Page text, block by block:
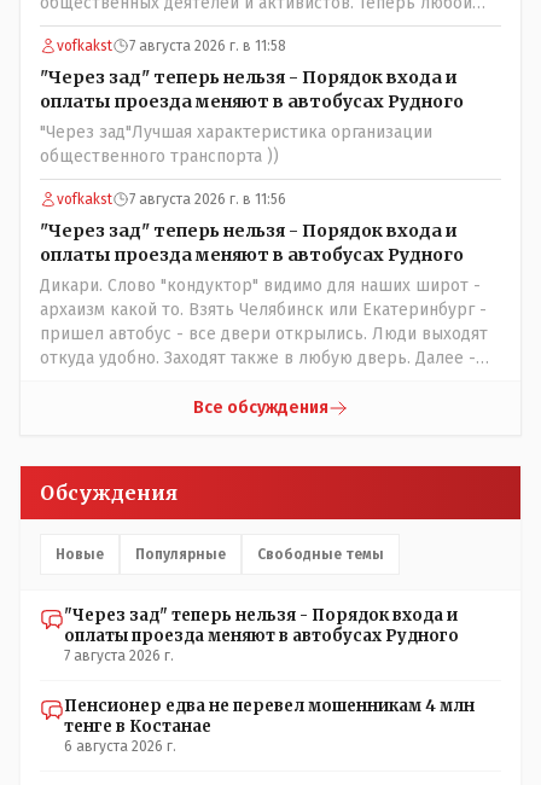
активист и НПОшник будет поносить и диктовать
условия газете информационно бомбордируя ее пока та
не начнет писать "как надо" определенному кругу лиц.
Редакторская политика, коллектив журналистов уже
ниче не значат. Прискорбно и иронично
vofkakst 7 августа 2026 г. в 11:58
"Через зад" теперь нельзя - Порядок входа и
оплаты проезда меняют в автобусах Рудного
"Через зад"Лучшая характеристика организации
общественного транспорта ))
vofkakst 7 августа 2026 г. в 11:56
"Через зад" теперь нельзя - Порядок входа и
оплаты проезда меняют в автобусах Рудного
Дикари. Слово "кондуктор" видимо для наших широт -
архаизм какой то. Взять Челябинск или Екатеринбург -
пришел автобус - все двери открылись. Люди выходят
откуда удобно. Заходят также в любую дверь. Далее -
либо кондуктор подойдет с терминалом. Водитель
Кондуктор - помимо удобства - несомненно рабочие
места. Сколько людей можно трудоустроить? Но зачем,
контролировать , и (в редких случаях оплаты наличкой)
умудряемся похерить(
Все обсуждения
Обсуждения
Новые Популярные Свободные темы
"Через зад" теперь нельзя - Порядок входа и
оплаты проезда меняют в автобусах Рудного
7 августа 2026 г.
Пенсионер едва не перевел мошенникам 4 млн
тенге в Костанае
6 августа 2026 г.